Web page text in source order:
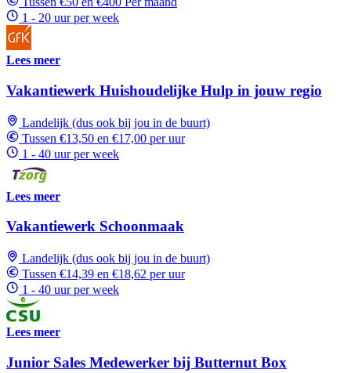
1 - 20 uur per week
Lees meer
Vakantiewerk Huishoudelijke Hulp in jouw regio
Landelijk (dus ook bij jou in de buurt)
Tussen €13,50 en €17,00 per uur
1 - 40 uur per week
Lees meer
Vakantiewerk Schoonmaak
Landelijk (dus ook bij jou in de buurt)
Tussen €14,39 en €18,62 per uur
1 - 40 uur per week
Lees meer
Junior Sales Medewerker bij Butternut Box